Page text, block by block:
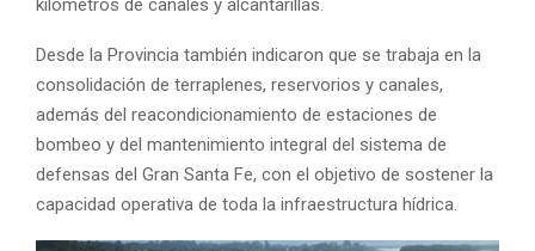
kilómetros de canales y alcantarillas.
Desde la Provincia también indicaron que se trabaja en la
consolidación de terraplenes, reservorios y canales,
además del reacondicionamiento de estaciones de
bombeo y del mantenimiento integral del sistema de
defensas del Gran Santa Fe, con el objetivo de sostener la
capacidad operativa de toda la infraestructura hídrica.